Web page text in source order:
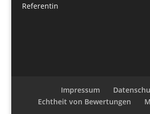
Referentin
Impressum
Echtheit von Bewertungen